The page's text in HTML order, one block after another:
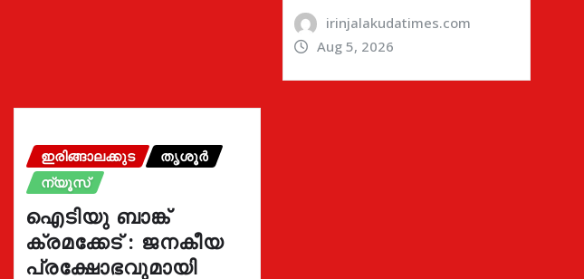
irinjalakudatimes.com
Aug 5, 2026
ഇരിങ്ങാലക്കുട
തൃശൂർ
ന്യൂസ്
ഐടിയു ബാങ്ക്
ക്രമക്കേട് : ജനകീയ
പ്രക്ഷോഭവുമായി